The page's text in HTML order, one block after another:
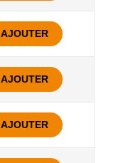
AJOUTER
AJOUTER
AJOUTER